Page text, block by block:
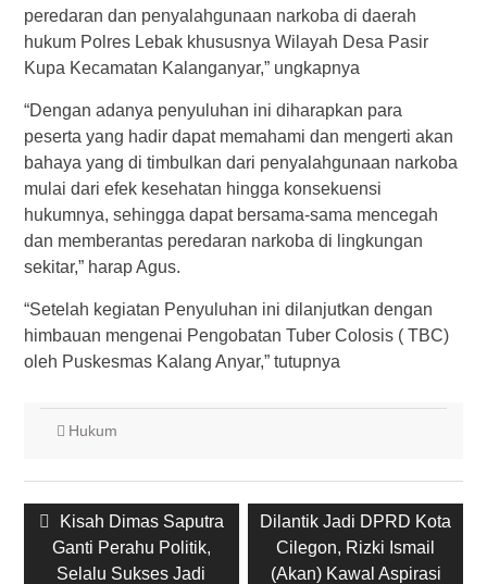
peredaran dan penyalahgunaan narkoba di daerah
hukum Polres Lebak khususnya Wilayah Desa Pasir
Kupa Kecamatan Kalanganyar,” ungkapnya
“Dengan adanya penyuluhan ini diharapkan para
peserta yang hadir dapat memahami dan mengerti akan
bahaya yang di timbulkan dari penyalahgunaan narkoba
mulai dari efek kesehatan hingga konsekuensi
hukumnya, sehingga dapat bersama-sama mencegah
dan memberantas peredaran narkoba di lingkungan
sekitar,” harap Agus.
“Setelah kegiatan Penyuluhan ini dilanjutkan dengan
himbauan mengenai Pengobatan Tuber Colosis ( TBC)
oleh Puskesmas Kalang Anyar,” tutupnya
Hukum
navigation
Previous
post:
Kisah Dimas Saputra
Ganti Perahu Politik,
Selalu Sukses Jadi
Next
post:
Dilantik Jadi DPRD Kota
Cilegon, Rizki Ismail
(Akan) Kawal Aspirasi